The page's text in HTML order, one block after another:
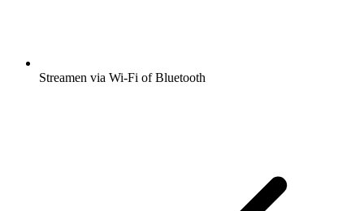
Streamen via Wi-Fi of Bluetooth